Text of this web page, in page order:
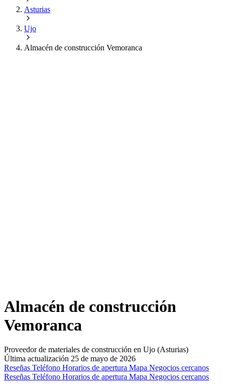
Asturias
Ujo
Almacén de construcción Vemoranca
Almacén de construcción
Vemoranca
Proveedor de materiales de construcción en Ujo (Asturias)
Última actualización 25 de mayo de 2026
Reseñas Teléfono Horarios de apertura Mapa Negocios cercanos
Reseñas Teléfono Horarios de apertura Mapa Negocios cercanos